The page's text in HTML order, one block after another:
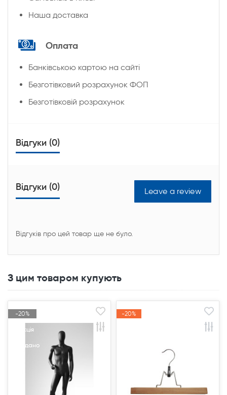
Наша доставка
Оплата
Банківською картою на сайті
Безготівковий розрахунок ФОП
Безготівковій розрахунок
Відгуки (0)
Відгуки (0) Leave a review
Відгуків про цей товар ще не було.
З цим товаром купують
-20%
Акція
Продано
-20%
Акція
Продано
-20%
-20%